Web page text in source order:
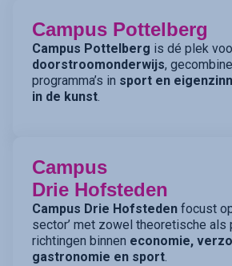
Campus Pottelberg
Campus Pottelberg is dé plek
doorstroomonderwijs,
programma’s in sport en
in de kunst.
Campus
Drie Hofsteden
Campus Drie Hofsteden focust
sector’ met zowel theoretische als
richtingen binnen economie,
gastronomie en sport.